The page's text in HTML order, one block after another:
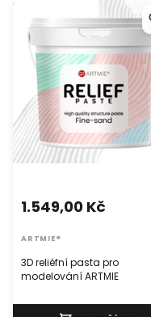
3D reliéfní pasta pro
modelování ARTMIE
3D reliéfní pasta pro
modelování ARTMIE
1.549,00 Kč
ARTMIE®